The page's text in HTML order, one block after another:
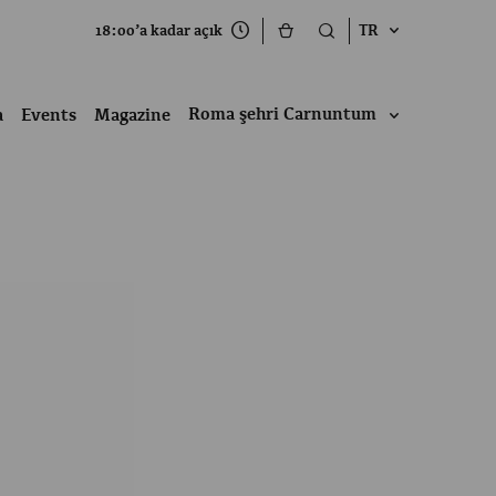
18:00’a kadar açık TR
Events Magazine Roma şehri Carnuntum